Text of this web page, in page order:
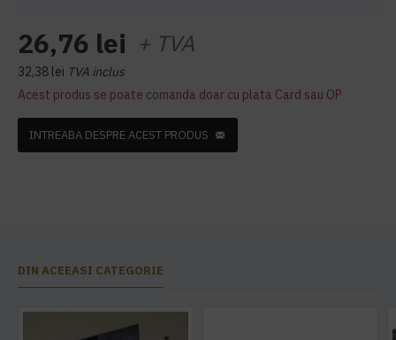
26,76 lei + TVA
32,38 lei TVA inclus
Acest produs se poate comanda doar cu plata Card sau OP
INTREABA DESPRE ACEST PRODUS
DIN ACEEASI CATEGORIE